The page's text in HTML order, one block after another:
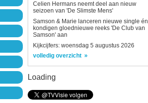
Celien Hermans neemt deel aan nieuw
seizoen van 'De Slimste Mens'
Samson & Marie lanceren nieuwe single én
kondigen gloednieuwe reeks 'De Club van
Samson' aan
Kijkcijfers: woensdag 5 augustus 2026
volledig overzicht
Loading